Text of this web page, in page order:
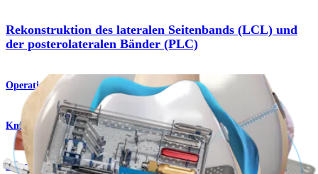
Rekonstruktion des lateralen Seitenbands (LCL) und
der posterolateralen Bänder (PLC)
Operationsverfahren
Knie
Medial Collateral Ligament (MCL) Reconstruction